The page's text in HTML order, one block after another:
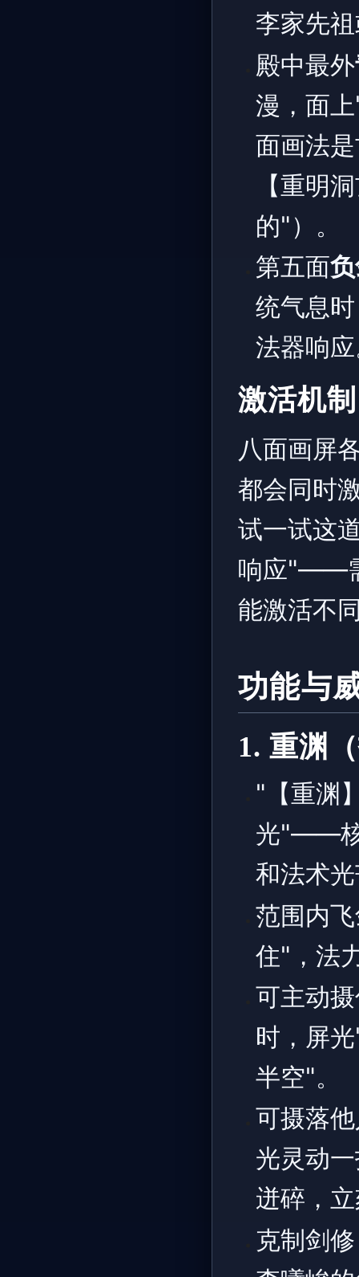
李家先
殿中最外
漫，面
面画法
【重明
的"）。
第五面
统气息
法器响
激活机制
八面画屏
都会同时
试一试这
响应"——
能激活不
功能与
1. 重渊
"【重渊
光"——核
和法术
范围内
住"，法
可主动
时，屏
半空"。
可摄落
光灵动
迸碎，
克制剑